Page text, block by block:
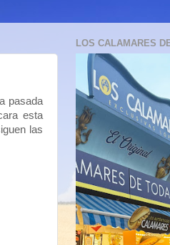
pasada
esta
las
LOS CALAMARES